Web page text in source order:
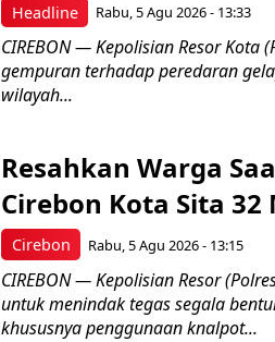
Headline Rabu, 5 Agu 2026 - 13:33
​CIREBON — Kepolisian Resor Kota
gempuran terhadap peredaran
wilayah...
Cirebon
Resahkan Warga
Cirebon Kota Sita
Rabu, 5 Agu 2026 - 13:15
CIREBON — Kepolisian Resor
untuk menindak tegas segala
khususnya penggunaan knalpot...